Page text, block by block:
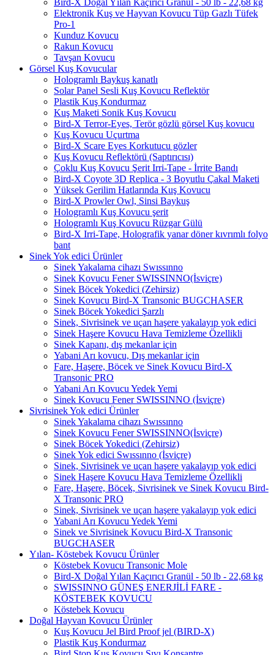
Elektronik Kuş ve Hayvan Kovucu Tüp Gazlı Tüfek
Pro-1
Kunduz Kovucu
Rakun Kovucu
Tavşan Kovucu
Görsel Kuş Kovucular
Hologramlı Baykuş kanatlı
Solar Panel Sesli Kuş Kovucu Reflektör
Plastik Kuş Kondurmaz
Kuş Maketi Sonik Kuş Kovucu
Bird-X Terror-Eyes, Terör gözlü görsel Kuş kovucu
Kuş Kovucu Uçurtma
Bird-X Scare Eyes Korkutucu gözler
Kuş Kovucu Reflektörü (Saptırıcısı)
Çoklu Kuş Kovucu Şerit Irri-Tape - İrrite Bandı
Bird-X Coyote 3D Replica - 3 Boyutlu Çakal Maketi
Yüksek Gerilim Hatlarında Kuş Kovucu
Bird-X Prowler Owl, Sinsi Baykuş
Hologramlı Kuş Kovucu şerit
Hologramlı Kuş Kovucu Rüzgar Gülü
Bird-X Irri-Tape, Holografik yanar döner kıvrımlı folyo
bant
Sinek Yok edici Ürünler
Sinek Yakalama cihazı Swıssınno
Sinek Kovucu Fener SWISSINNO(İsviçre)
Sinek Böcek Yokedici (Zehirsiz)
Sinek Kovucu Bird-X Transonic BUGCHASER
Sinek Böcek Yokedici Şarzlı
Sinek, Sivrisinek ve uçan haşere yakalayıp yok edici
Sinek Haşere Kovucu Hava Temizleme Özellikli
Sinek Kapanı, dış mekanlar için
Yabani Arı kovucu, Dış mekanlar için
Fare, Haşere, Böcek ve Sinek Kovucu Bird-X
Transonic PRO
Yabani Arı Kovucu Yedek Yemi
Sinek Kovucu Fener SWISSINNO (İsviçre)
Sivrisinek Yok edici Ürünler
Sinek Yakalama cihazı Swıssınno
Sinek Kovucu Fener SWISSINNO(İsviçre)
Sinek Böcek Yokedici (Zehirsiz)
Sinek Yok edici Swıssınno (İsviçre)
Sinek, Sivrisinek ve uçan haşere yakalayıp yok edici
Sinek Haşere Kovucu Hava Temizleme Özellikli
Fare, Haşere, Böcek, Sivrisinek ve Sinek Kovucu Bird-
X Transonic PRO
Sinek, Sivrisinek ve uçan haşere yakalayıp yok edici
Yabani Arı Kovucu Yedek Yemi
Sinek ve Sivrisinek Kovucu Bird-X Transonic
BUGCHASER
Yılan- Köstebek Kovucu Ürünler
Köstebek Kovucu Transonic Mole
Bird-X Doğal Yılan Kaçırıcı Granül - 50 lb - 22,68 kg
SWISSINNO GÜNEŞ ENERJİLİ FARE -
KÖSTEBEK KOVUCU
Köstebek Kovucu
Doğal Hayvan Kovucu Ürünler
Kuş Kovucu Jel Bird Proof jel (BIRD-X)
Plastik Kuş Kondurmaz